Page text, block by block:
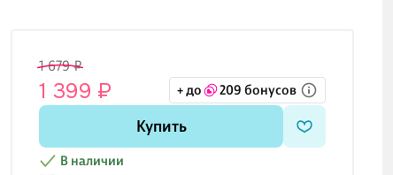
1 679 ₽
1 399 ₽ + до 209 бонусов
Купить
В наличии